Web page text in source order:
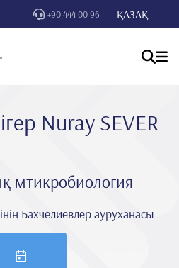
+90 444 00 96 ҚАЗАҚ
Nuray SEVER
мтикробиология
Бахчелиевлер ауруханасы